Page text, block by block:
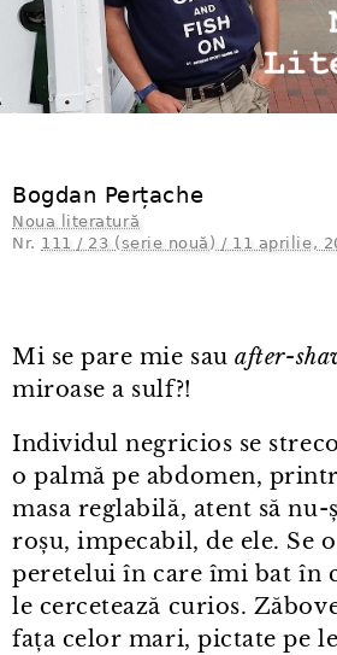
Bogdan Perțache
Noua literatură
Nr. 111 / 23 (serie nouă) / 11 aprilie,
Mi se pare mie sauafter⁠-⁠
miroase a sulf?!
Individul negricios se
o palmă pe abdomen,
masa reglabilă, atent să nu-
roșu, impecabil, de ele. Se
peretelui în care îmi bat în
le cercetează curios.
fața celor mari, pictate pe